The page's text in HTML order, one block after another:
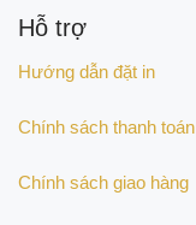
Hỗ trợ
Hướng dẫn đặt in
Chính sách thanh toán
Chính sách giao hàng